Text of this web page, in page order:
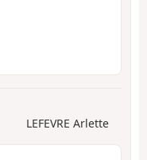
LEFEVRE Arlette